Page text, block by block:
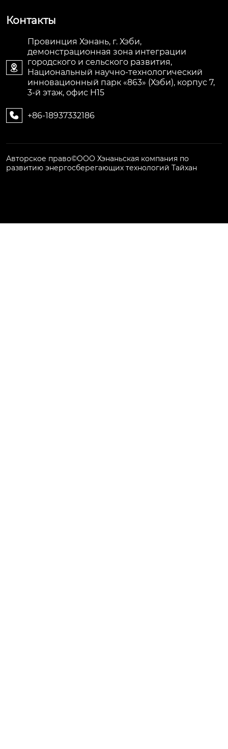
Контакты

Провинция Хэнань, г. Хэби,
демонстрационная зона интеграции
городского и сельского развития,
Национальный научно-технологический
инновационный парк «863» (Хэби), корпус 7,
3-й этаж, офис H15
 +86-18937332186
Авторское право©ООО Хэнаньская компания по
развитию энергосберегающих технологий Тайхан